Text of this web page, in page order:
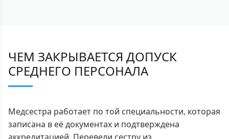
ЧЕМ ЗАКРЫВАЕТСЯ ДОПУСК
СРЕДНЕГО ПЕРСОНАЛА
Медсестра работает по той специальности, которая
записана в её документах и подтверждена